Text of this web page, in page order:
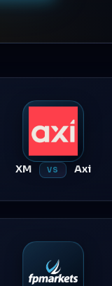
XM VS Axi